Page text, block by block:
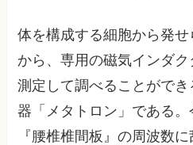
体を構成する細胞から発
から、専用の磁気インダ
測定して調べることがで
器「メタトロン」である。
『腰椎椎間板』の周波数に